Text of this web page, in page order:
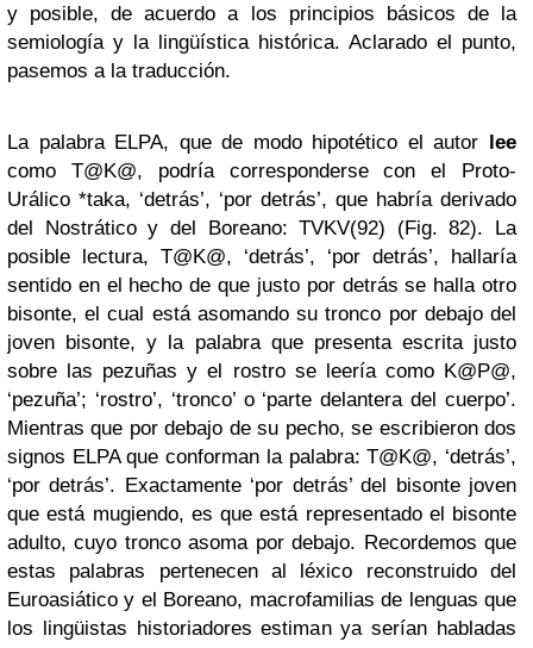
y posible, de acuerdo a los principios básicos de la
semiología y la lingüística histórica. Aclarado el punto,
pasemos a la traducción.
La palabra ELPA, que de modo hipotético el autor lee
como T@K@, podría corresponderse con el Proto-
Urálico *taka, ‘detrás’, ‘por detrás’, que habría derivado
del Nostrático y del Boreano: TVKV(92) (Fig. 82). La
posible lectura, T@K@, ‘detrás’, ‘por detrás’, hallaría
sentido en el hecho de que justo por detrás se halla otro
bisonte, el cual está asomando su tronco por debajo del
joven bisonte, y la palabra que presenta escrita justo
sobre las pezuñas y el rostro se leería como K@P@,
‘pezuña’; ‘rostro’, ‘tronco’ o ‘parte delantera del cuerpo’.
Mientras que por debajo de su pecho, se escribieron dos
signos ELPA que conforman la palabra: T@K@, ‘detrás’,
‘por detrás’. Exactamente ‘por detrás’ del bisonte joven
que está mugiendo, es que está representado el bisonte
adulto, cuyo tronco asoma por debajo. Recordemos que
estas palabras pertenecen al léxico reconstruido del
Euroasiático y el Boreano, macrofamilias de lenguas que
los lingüistas historiadores estiman ya serían habladas